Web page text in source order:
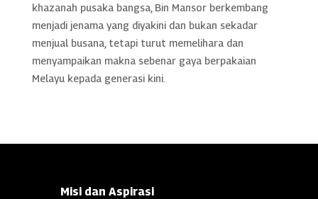
khazanah pusaka bangsa, Bin Mansor berkembang
menjadi jenama yang diyakini dan bukan sekadar
menjual busana, tetapi turut memelihara dan
menyampaikan makna sebenar gaya berpakaian
Melayu kepada generasi kini.
Misi dan Aspirasi